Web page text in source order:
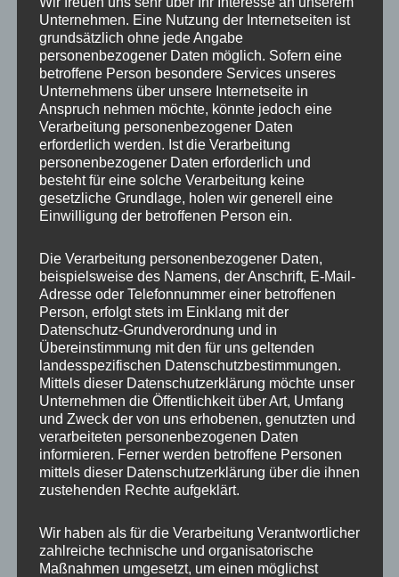
Durchmesser 19
ET 40
Fertigung Einteilig gegossen
Hersteller JR WHEELS
Lochkreis 5×120
Hinweis
Lochzahl
Mittellochbohrung 72,6 mm
Nabenbohrung 72.6
PCD 120 mm
Traglast 720
Ähnliche Produkte
Unternehmen. Eine Nutzung der Internetseiten ist
grundsätzlich ohne jede Angabe
personenbezogener Daten möglich. Sofern eine
betroffene Person besondere Services unseres
Unternehmens über unsere Internetseite in
Anspruch nehmen möchte, könnte jedoch eine
Verarbeitung personenbezogener Daten
erforderlich werden. Ist die Verarbeitung
personenbezogener Daten erforderlich und
besteht für eine solche Verarbeitung keine
gesetzliche Grundlage, holen wir generell eine
Einwilligung der betroffenen Person ein.
Die Verarbeitung personenbezogener Daten,
beispielsweise des Namens, der Anschrift, E-Mail-
Adresse oder Telefonnummer einer betroffenen
Person, erfolgt stets im Einklang mit der
Datenschutz-Grundverordnung und in
Übereinstimmung mit den für uns geltenden
landesspezifischen Datenschutzbestimmungen.
Mittels dieser Datenschutzerklärung möchte unser
Unternehmen die Öffentlichkeit über Art, Umfang
und Zweck der von uns erhobenen, genutzten und
verarbeiteten personenbezogenen Daten
informieren. Ferner werden betroffene Personen
mittels dieser Datenschutzerklärung über die ihnen
zustehenden Rechte aufgeklärt.
Wir haben als für die Verarbeitung Verantwortlicher
zahlreiche technische und organisatorische
Maßnahmen umgesetzt, um einen möglichst